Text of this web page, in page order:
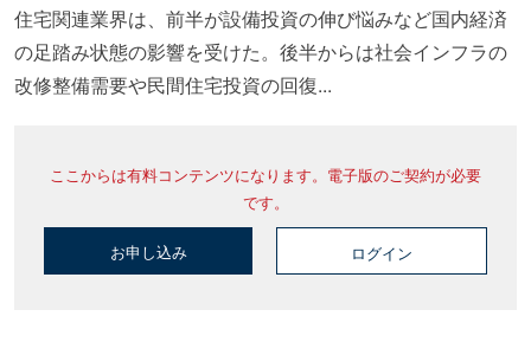
住宅関連業界は、前半が設備投資の伸び悩みなど国内経済
の足踏み状態の影響を受けた。後半からは社会インフラの
改修整備需要や民間住宅投資の回復...
ここからは有料コンテンツになります。電子版のご契約が必要
です。
お申し込み ログイン